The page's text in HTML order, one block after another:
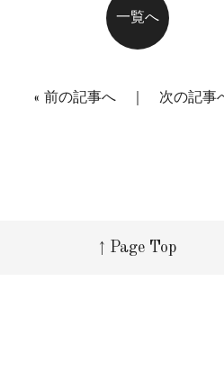
一覧へ
« 前の記事へ 次の記事
↑ Page Top